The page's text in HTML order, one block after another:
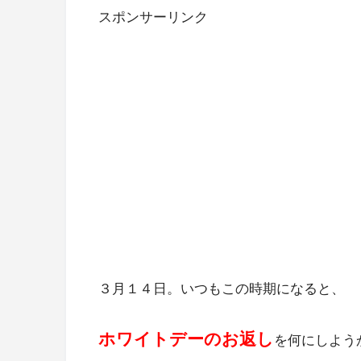
スポンサーリンク
３月１４日。いつもこの時期になると、
ホワイトデーのお返し を何にしよう